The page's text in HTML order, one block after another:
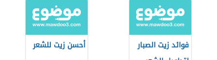
فوائد زيت الصبار
أحسن زيت للشعر